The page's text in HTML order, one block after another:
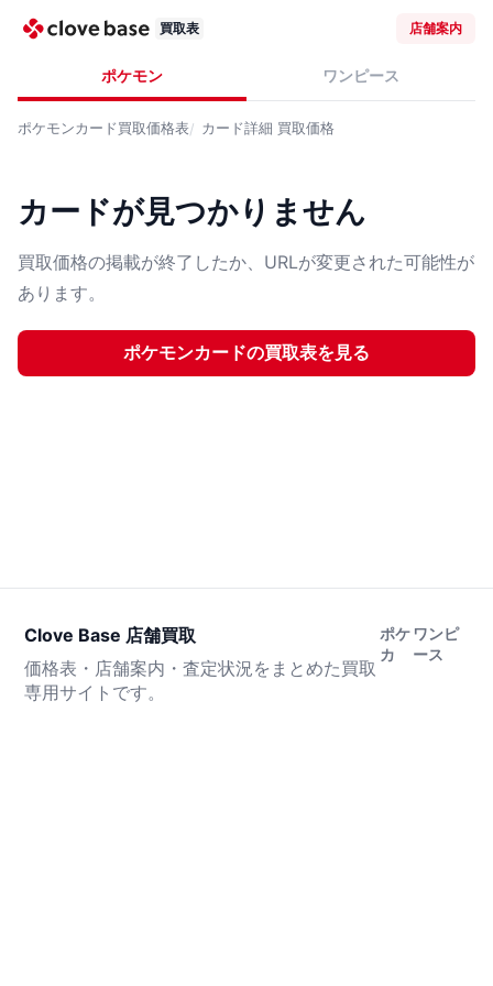
買取表 店舗案内
ポケモン ワンピース
ポケモンカード買取価格表 カード詳細 買取価格
カードが見つかりません
買取価格の掲載が終了したか、URLが変更された可能性が
あります。
ポケモンカードの買取表を見る
Clove Base 店舗買取
価格表・店舗案内・査定状況をまとめた買取
専用サイトです。
ポケ
カ
ワンピ
ース